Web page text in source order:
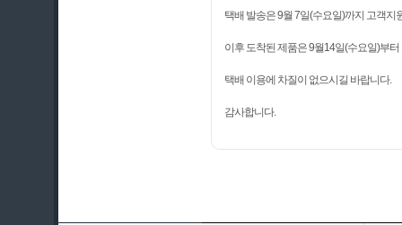
택배 발송은 9월 7일(수요일)까지 고객지
이후 도착된 제품은 9월14일(수요일)부
택배 이용에 차질이 없으시길 바랍니다.
감사합니다.